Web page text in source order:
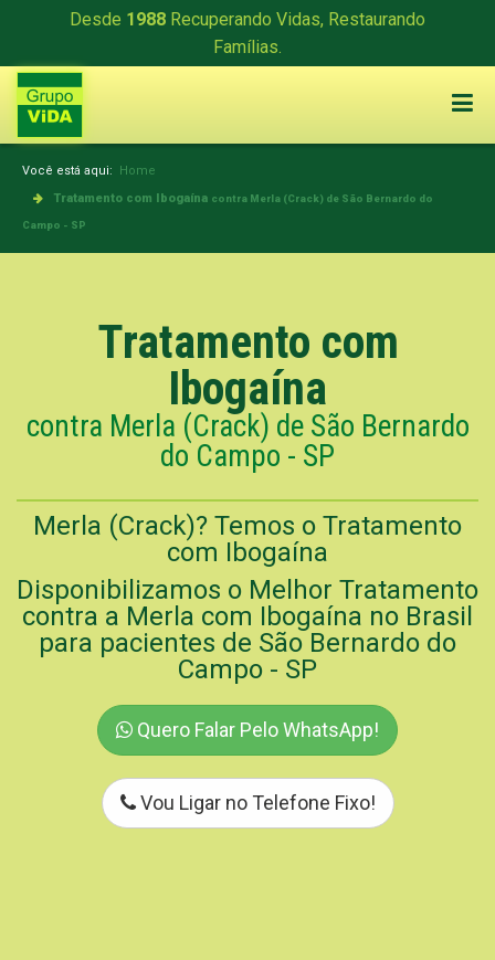
Desde 1988 Recuperando Vidas, Restaurando
Famílias.
Você está aqui: Home
Tratamento com Ibogaína contra Merla (Crack) de São Bernardo do
Campo - SP
Tratamento com
Ibogaína
contra Merla (Crack) de São Bernardo
do Campo - SP
Merla (Crack)? Temos o Tratamento
com Ibogaína
Disponibilizamos o Melhor Tratamento
contra a Merla com Ibogaína no Brasil
para pacientes de São Bernardo do
Campo - SP
Quero Falar Pelo WhatsApp!
Vou Ligar no Telefone Fixo!